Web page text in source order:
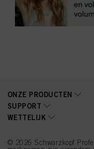
ONZE PRODUCTEN
SUPPORT
WETTELIJK
© 2026 Schwarzkopf